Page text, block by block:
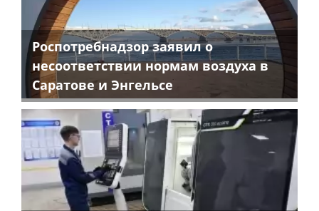
Роспотребнадзор заявил о
несоответствии нормам воздуха в
Саратове и Энгельсе